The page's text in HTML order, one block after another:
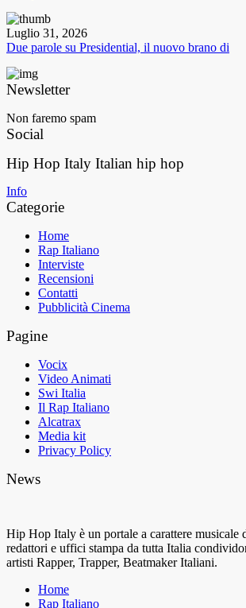
Luglio 31, 2026
Due parole su Presidential, il nuovo brano di
Newsletter
Non faremo spam
Social
Hip Hop Italy Italian hip hop
Info
Categorie
Home
Rap Italiano
Interviste
Recensioni
Contatti
Pubblicità Cinema
Pagine
Vocix
Video Animati
Swi Italia
Il Rap Italiano
Alcatrax
Media kit
Privacy Policy
News
Hip Hop Italy è un portale a carattere musicale
redattori e uffici stampa da tutta Italia
artisti Rapper, Trapper, Beatmaker Italiani.
Home
Rap Italiano